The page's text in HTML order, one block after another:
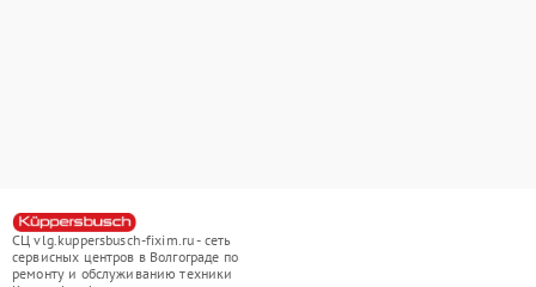
СЦ vlg.kuppersbusch-fixim.ru - сеть
сервисных центров в Волгограде по
ремонту и обслуживанию техники